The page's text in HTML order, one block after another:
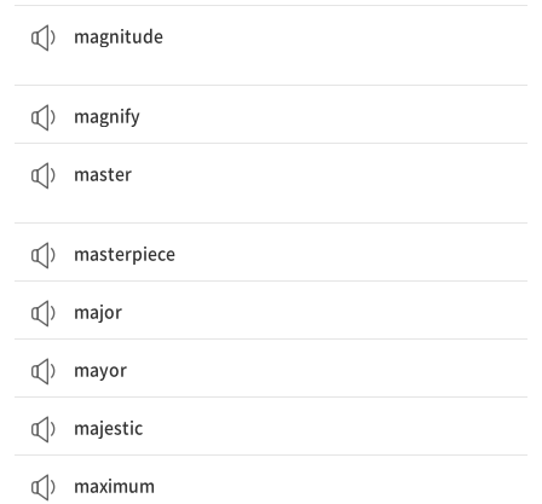
magnitude
magnify
master
masterpiece
major
mayor
majestic
maximum